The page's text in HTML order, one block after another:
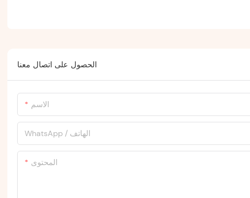
الحصول على اتصال معنا
الاسم
WhatsApp / الهاتف
المحتوى